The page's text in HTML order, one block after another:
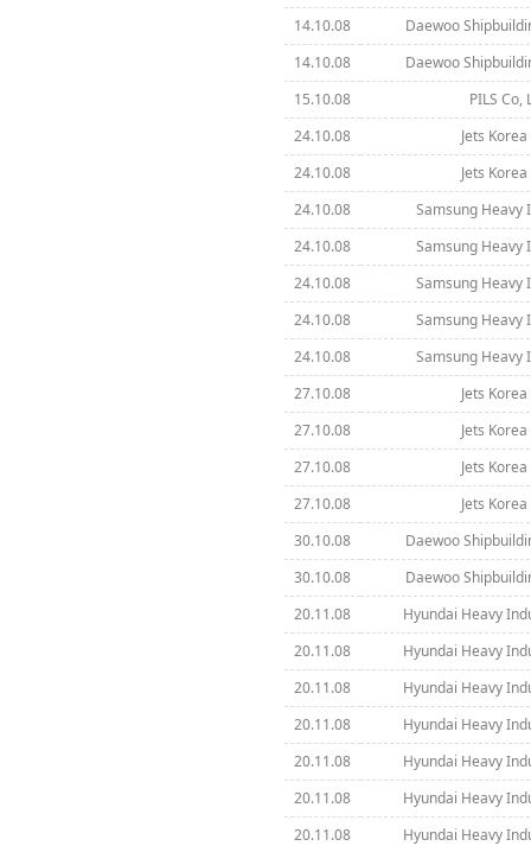
14.10.08
Daewoo
14.10.08
Daewoo
15.10.08
PILS Co,
24.10.08
Jets
24.10.08
Jets
24.10.08
Samsung Heavy
24.10.08
Samsung Heavy
24.10.08
Samsung Heavy
24.10.08
Samsung Heavy
24.10.08
Samsung Heavy
27.10.08
Jets
27.10.08
Jets
27.10.08
Jets
27.10.08
Jets
30.10.08
Daewoo
30.10.08
Daewoo
20.11.08
Hyundai Heavy
20.11.08
Hyundai Heavy
20.11.08
Hyundai Heavy
20.11.08
Hyundai Heavy
20.11.08
Hyundai Heavy
20.11.08
Hyundai Heavy
20.11.08
Hyundai Heavy